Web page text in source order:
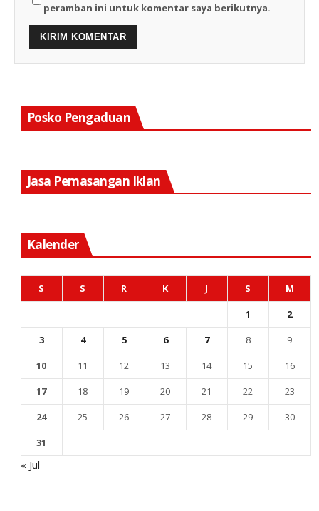
peramban ini untuk komentar saya berikutnya.
Posko Pengaduan
Jasa Pemasangan Iklan
Kalender
S S R K J S
M
1
2
3
4 5 6 7 8
9
10
11 12 13 14 15
16
17
18 19 20 21 22
23
24
25 26 27 28 29
30
31
« Jul